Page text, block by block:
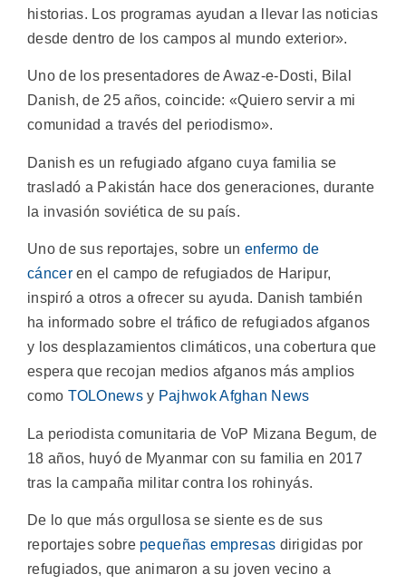
historias. Los programas ayudan a llevar las noticias
desde dentro de los campos al mundo exterior».
Uno de los presentadores de Awaz-e-Dosti, Bilal
Danish, de 25 años, coincide: «Quiero servir a mi
comunidad a través del periodismo».
Danish es un refugiado afgano cuya familia se
trasladó a Pakistán hace dos generaciones, durante
la invasión soviética de su país.
Uno de sus reportajes, sobre un enfermo de
cánceren el campo de refugiados de Haripur,
inspiró a otros a ofrecer su ayuda. Danish también
ha informado sobre el tráfico de refugiados afganos
y los desplazamientos climáticos, una cobertura que
espera que recojan medios afganos más amplios
como TOLOnewsy Pajhwok Afghan News
La periodista comunitaria de VoP Mizana Begum, de
18 años, huyó de Myanmar con su familia en 2017
tras la campaña militar contra los rohinyás.
De lo que más orgullosa se siente es de sus
reportajes sobre pequeñas empresas dirigidas por
refugiados, que animaron a su joven vecino a